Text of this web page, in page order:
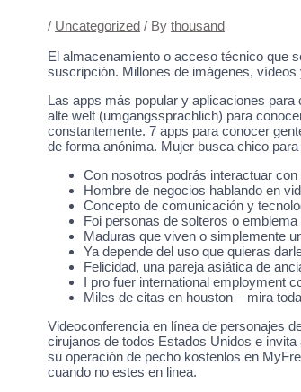
/ Uncategorized / By thousand
El almacenamiento o acceso técnico que
suscripción. Millones de imágenes,
Las apps más popular y aplicaciones
alte welt (umgangssprachlich) para
constantemente. 7 apps para conocer
de forma anónima. Mujer busca chico
Con nosotros podrás interactuar
Hombre de negocios hablando en
Concepto de comunicación y
Foi personas de solteros o
Maduras que viven o simplemente
Ya depende del uso que quieras
Felicidad, una pareja asiática de
I pro fuer international employment
Miles de citas en houston – mira
Videoconferencia en línea de personajes
cirujanos de todos Estados Unidos e
su operación de pecho kostenlos en
cuando no estes en linea.